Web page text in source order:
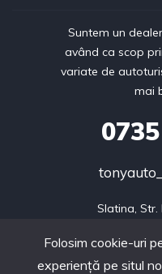
Suntem un
având ca scop
variate de
mai
0735
Slatina,
Copyright ©
Folosim cookie-uri
experiență pe situl